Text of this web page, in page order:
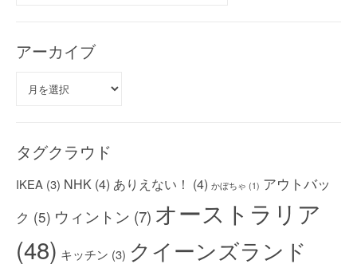
アーカイブ
ブ
タグクラウド
IKEA (3) NHK (4) ありえない！ (4) かぼちゃ (1) アウトバッ
ク (5) ウィントン (7) オーストラリア
(48) キッチン (3) クイーンズランド